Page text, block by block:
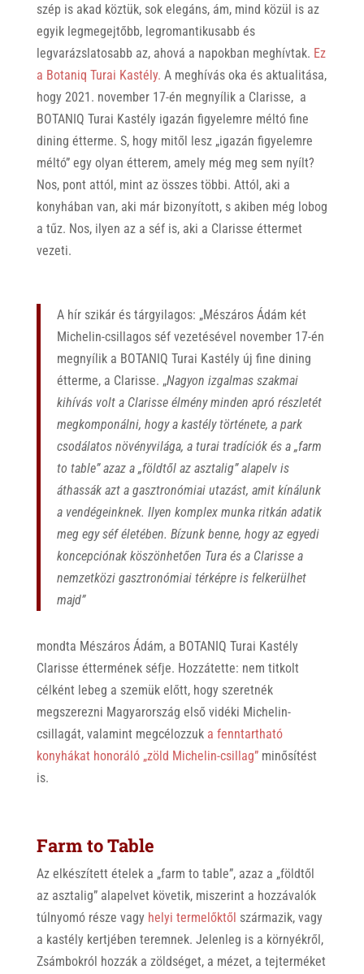
szép is akad köztük, sok elegáns, ám, mind közül is az
egyik legmegejtőbb, legromantikusabb és
legvarázslatosabb az, ahová a napokban meghívtak. Ez
a Botaniq Turai Kastély. A meghívás oka és aktualitása,
hogy 2021. november 17-én megnyílik a Clarisse, a
BOTANIQ Turai Kastély igazán figyelemre méltó fine
dining étterme. S, hogy mitől lesz „igazán figyelemre
méltó” egy olyan étterem, amely még meg sem nyílt?
Nos, pont attól, mint az összes többi. Attól, aki a
konyhában van, aki már bizonyított, s akiben még lobog
a tűz. Nos, ilyen az a séf is, aki a Clarisse éttermet
vezeti.
A hír szikár és tárgyilagos: „Mészáros Ádám két
Michelin-csillagos séf vezetésével november 17-én
megnyílik a BOTANIQ Turai Kastély új fine dining
étterme, a Clarisse. „Nagyon izgalmas szakmai
kihívás volt a Clarisse élmény minden apró részletét
megkomponálni, hogy a kastély története, a park
csodálatos növényvilága, a turai tradíciók és a „farm
to table” azaz a „földtől az asztalig” alapelv is
áthassák azt a gasztronómiai utazást, amit kínálunk
a vendégeinknek. Ilyen komplex munka ritkán adatik
meg egy séf életében. Bízunk benne, hogy az egyedi
koncepciónak köszönhetően Tura és a Clarisse a
nemzetközi gasztronómiai térképre is felkerülhet
majd”
mondta Mészáros Ádám, a BOTANIQ Turai Kastély
Clarisse éttermének séfje. Hozzátette: nem titkolt
célként lebeg a szemük előtt, hogy szeretnék
megszerezni Magyarország első vidéki Michelin-
csillagát, valamint megcélozzuk a fenntartható
konyhákat honoráló „zöld Michelin-csillag”minősítést
is.
Farm to Table
Az elkészített ételek a „farm to table”, azaz a „földtől
az asztalig” alapelvet követik, miszerint a hozzávalók
túlnyomó része vagy helyi termelőktől származik, vagy
a kastély kertjében teremnek. Jelenleg is a környékről,
Zsámbokról hozzák a zöldséget, a mézet, a tejterméket